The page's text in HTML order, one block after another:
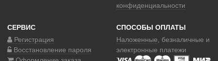
конфиденциальности
СЕРВИС
Регистрация
Восстановление пароля
СПОСОБЫ ОПЛАТЫ
Наложенные , безналичные и
электронные платежи